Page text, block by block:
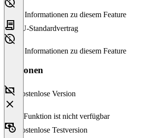
Keine Informationen zu diesem Feature
EU-Standardvertrag
Keine Informationen zu diesem Feature
Versionen
Kostenlose Version
Diese Funktion ist nicht verfügbar
Kostenlose Testversion